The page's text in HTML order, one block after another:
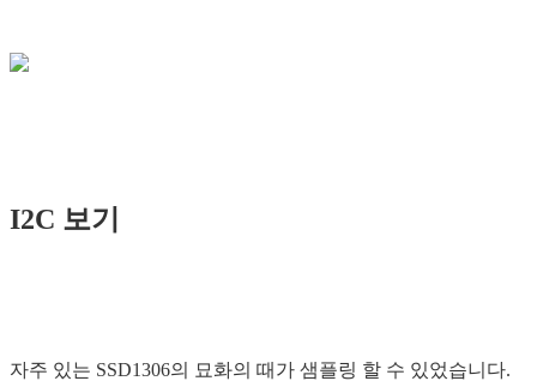
I2C 보기
자주 있는 SSD1306의 묘화의 때가 샘플링 할 수 있었습니다.